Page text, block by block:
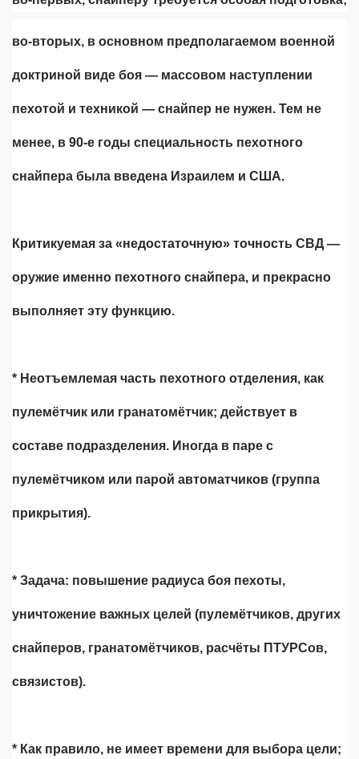
во-вторых, в основном предполагаемом военной
доктриной виде боя — массовом наступлении
пехотой и техникой — снайпер не нужен. Тем не
менее, в 90-е годы специальность пехотного
снайпера была введена Израилем и США.
Критикуемая за «недостаточную» точность СВД —
оружие именно пехотного снайпера, и прекрасно
выполняет эту функцию.
* Неотъемлемая часть пехотного отделения, как
пулемётчик или гранатомётчик; действует в
составе подразделения. Иногда в паре с
пулемётчиком или парой автоматчиков (группа
прикрытия).
* Задача: повышение радиуса боя пехоты,
уничтожение важных целей (пулемётчиков, других
снайперов, гранатомётчиков, расчёты ПТУРСов,
связистов).
* Как правило, не имеет времени для выбора цели;